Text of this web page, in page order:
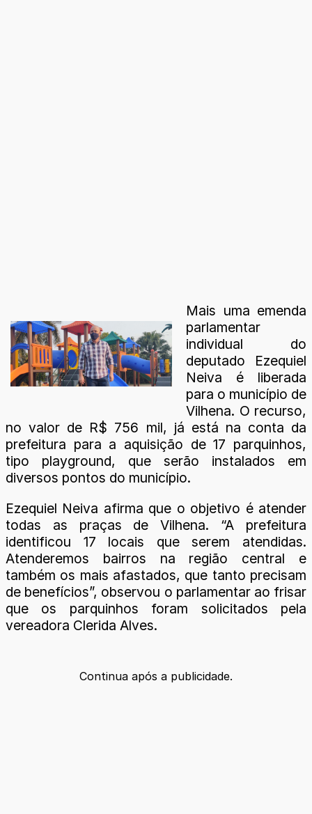
Mais uma emenda
parlamentar
individual do
deputado Ezequiel
Neiva é liberada
para o município de
Vilhena. O recurso,
no valor de R$ 756 mil, já está na conta da
prefeitura para a aquisição de 17 parquinhos,
tipo playground, que serão instalados em
diversos pontos do município.
Ezequiel Neiva afirma que o objetivo é atender
todas as praças de Vilhena. “A prefeitura
identificou 17 locais que serem atendidas.
Atenderemos bairros na região central e
também os mais afastados, que tanto precisam
de benefícios”, observou o parlamentar ao frisar
que os parquinhos foram solicitados pela
vereadora Clerida Alves.
Continua após a publicidade.